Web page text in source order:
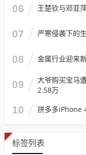
06 王楚钦与邓亚
07 严寒侵袭下的
08 金属行业迎来
09
大爷购买宝马
2.58万
10 拼多多iPhone
标签列表